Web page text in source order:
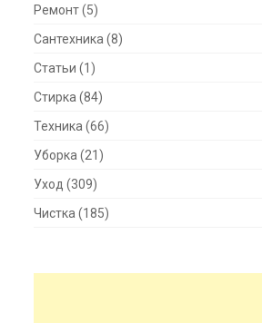
Ремонт(5)
Сантехника (8)
Статьи (1)
Стирка (84)
Техника (66)
Уборка (21)
Уход (309)
Чистка (185)